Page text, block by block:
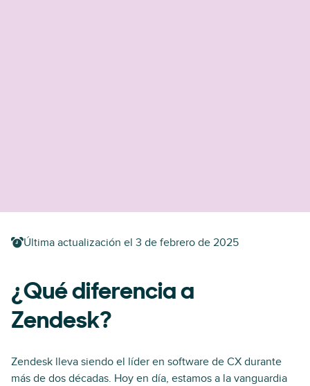
Última actualización el 3 de febrero de 2025
¿Qué diferencia a
Zendesk?
Zendesk lleva siendo el líder en software de CX durante
más de dos décadas. Hoy en día, estamos a la vanguardia